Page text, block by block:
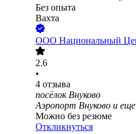
Без опыта
Вахта
ООО Национальный
2.6
•
4 отзыва
посёлок Внуково
Аэропорт Внуково и еще
Можно без резюме
Откликнуться